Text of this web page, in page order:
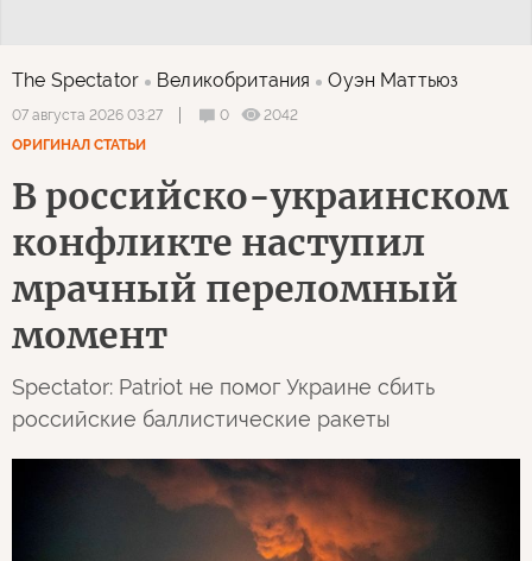
The Spectator Великобритания Оуэн Маттьюз
07 августа 2026 03:27 0
2042
ОРИГИНАЛ СТАТЬИ
В российско-украинском
конфликте наступил
мрачный переломный
момент
Spectator: Patriot не помог Украине сбить
российские баллистические ракеты